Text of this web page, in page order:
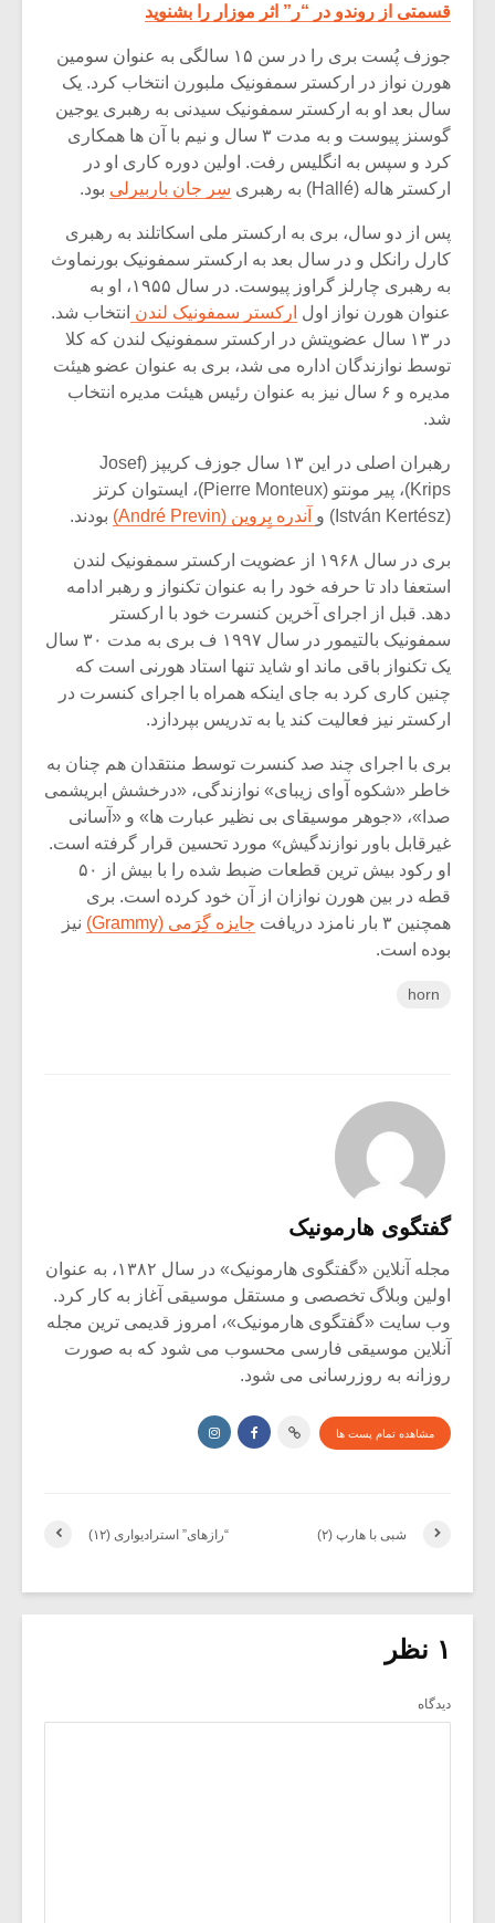
قسمتی از روندو در “ر” اثر موزار را بشنوید
جوزف پُست بری را در سن ۱۵ سالگی به عنوان سومین
هورن نواز در ارکستر سمفونیک ملبورن انتخاب کرد. یک
سال بعد او به ارکستر سمفونیک سیدنی به رهبری یوجین
گوسنز پیوست و به مدت ۳ سال و نیم با آن ها همکاری
کرد و سپس به انگلیس رفت. اولین دوره کاری او در
ارکستر هاله (Hallé) به رهبری
سِر جان باربیرلی بود.
پس از دو سال، بری به ارکستر ملی اسکاتلند به رهبری
کارل رانکل و در سال بعد به ارکستر سمفونیک بورنماوث
به رهبری چارلز گراوز پیوست. در سال ۱۹۵۵، او به
عنوان هورن نواز اول ارکستر سمفونیک لندن انتخاب شد.
در ۱۳ سال عضویتش در ارکستر سمفونیک لندن که کلا
توسط نوازندگان اداره می شد، بری به عنوان عضو هیئت
مدیره و ۶ سال نیز به عنوان رئیس هیئت مدیره انتخاب
شد.
رهبران اصلی در این ۱۳ سال جوزف کریپز (Josef
Krips)، پیر مونتو (Pierre Monteux)، ایستوان کرتز
(István Kertész) و
آندره پِروین (André Previn) بودند.
بری در سال ۱۹۶۸ از عضویت ارکستر سمفونیک لندن
استعفا داد تا حرفه خود را به عنوان تکنواز و رهبر ادامه
دهد. قبل از اجرای آخرین کنسرت خود با ارکستر
سمفونیک بالتیمور در سال ۱۹۹۷ ف بری به مدت ۳۰ سال
یک تکنواز باقی ماند او شاید تنها استاد هورنی است که
چنین کاری کرد به جای اینکه همراه با اجرای کنسرت در
ارکستر نیز فعالیت کند یا به تدریس بپردازد.
بری با اجرای چند صد کنسرت توسط منتقدان هم چنان به
خاطر «شکوه آوای زیبای» نوازندگی، «درخشش ابریشمی
صدا»، «جوهر موسیقای بی نظیر عبارت ها» و «آسانی
غیرقابل باور نوازندگیش» مورد تحسین قرار گرفته است.
او رکود بیش ترین قطعات ضبط شده را با بیش از ۵۰
قطه در بین هورن نوازان از آن خود کرده است. بری
همچنین ۳ بار نامزد دریافت
جایزه گِرَمی (Grammy)
نیز
بوده است.
horn
گفتگوی هارمونیک
مجله آنلاین «گفتگوی هارمونیک» در سال ۱۳۸۲، به عنوان
اولین وبلاگ تخصصی و مستقل موسیقی آغاز به کار کرد.
وب سایت «گفتگوی هارمونیک»، امروز قدیمی ترین مجله
آنلاین موسیقی فارسی محسوب می شود که به صورت
روزانه به روزرسانی می شود.
مشاهده تمام پست ها
“رازهای” استرادیواری (۱۲) شبی با هارپ (۲)
۱ نظر
دیدگاه
اگر نمی توانی
بدنام ترین باش